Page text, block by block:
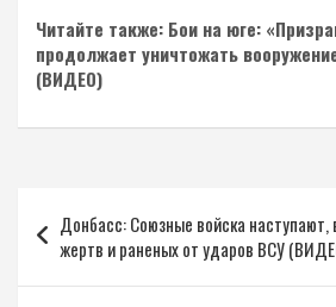
Читайте также: Бои на юге:
продолжает уничтожать
(ВИДЕО)
Навигация
по
записям
Донбасс: Союзные войска
жертв и раненых от ударов ВСУ